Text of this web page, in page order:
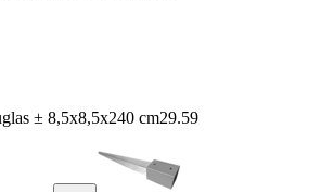
± 8,5x8,5x240 cm29.59